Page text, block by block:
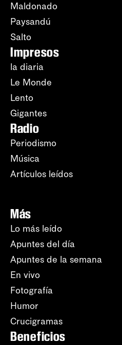
Maldonado
Paysandú
Salto
Impresos
la diaria
Le Monde
Lento
Gigantes
Radio
Periodismo
Música
Artículos leídos
Más
Lo más leído
Apuntes del día
Apuntes de la semana
En vivo
Fotografía
Humor
Crucigramas
Beneficios